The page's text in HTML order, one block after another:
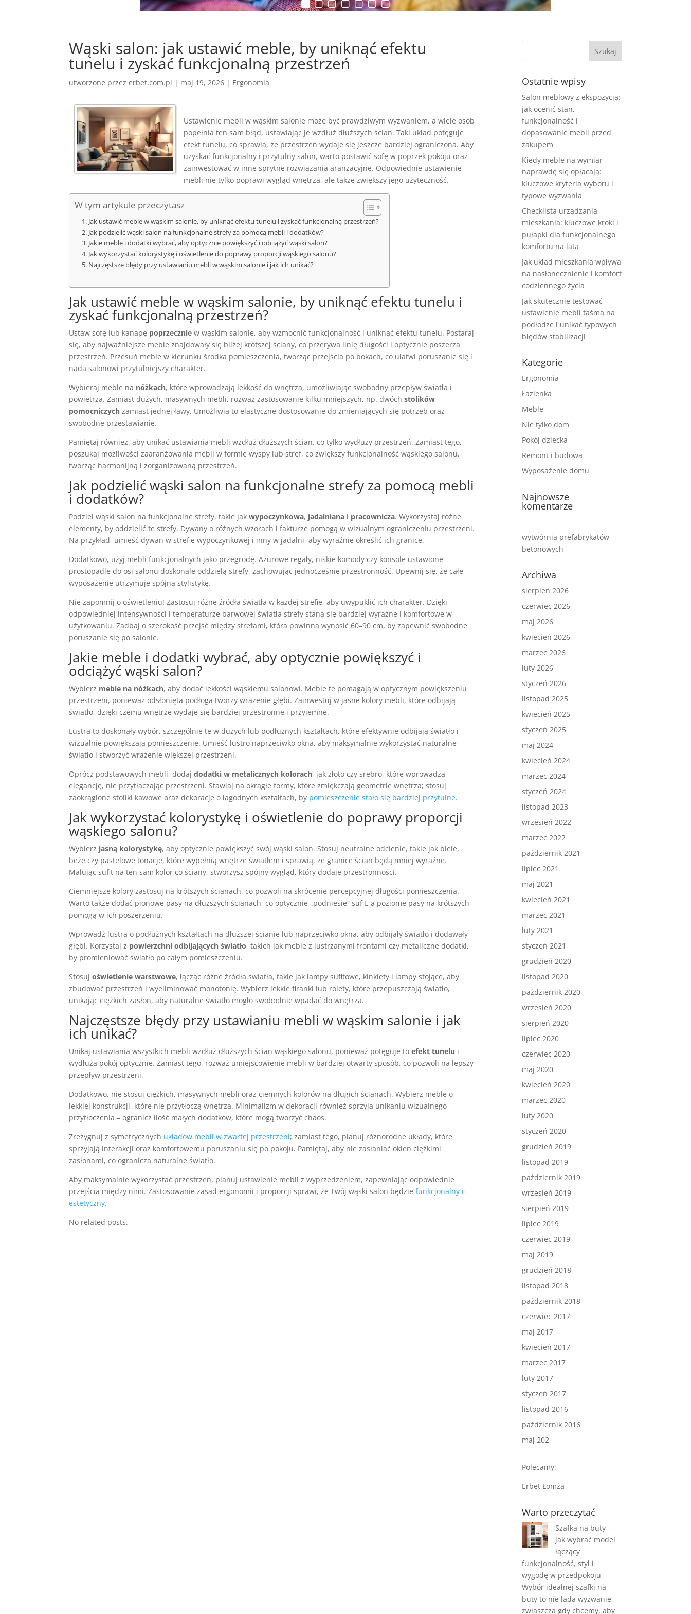
Wąski salon: jak ustawić meble, by uniknąć efektu
tunelu i zyskać funkcjonalną przestrzeń
utworzone przezerbet.com.pl | maj 19, 2026 | Ergonomia
Ustawienie mebli w wąskim salonie może być prawdziwym wyzwaniem, a wiele osób
popełnia ten sam błąd, ustawiając je wzdłuż dłuższych ścian. Taki układ potęguje
efekt tunelu, co sprawia, że przestrzeń wydaje się jeszcze bardziej ograniczona. Aby
uzyskać funkcjonalny i przytulny salon, warto postawić sofę w poprzek pokoju oraz
zainwestować w inne sprytne rozwiązania aranżacyjne. Odpowiednie ustawienie
mebli nie tylko poprawi wygląd wnętrza, ale także zwiększy jego użyteczność.
W tym artykule przeczytasz
Jak ustawić meble w wąskim salonie, by uniknąć efektu tunelu i zyskać funkcjonalną przestrzeń?
Jak podzielić wąski salon na funkcjonalne strefy za pomocą mebli i dodatków?
Jakie meble i dodatki wybrać, aby optycznie powiększyć i odciążyć wąski salon?
Jak wykorzystać kolorystykę i oświetlenie do poprawy proporcji wąskiego salonu?
Najczęstsze błędy przy ustawianiu mebli w wąskim salonie i jak ich unikać?
Jak ustawić meble w wąskim salonie, by uniknąć efektu tunelu i
zyskać funkcjonalną przestrzeń?
Ustaw sofę lub kanapę poprzecznie w wąskim salonie, aby wzmocnić funkcjonalność i uniknąć efektu tunelu. Postaraj
się, aby najważniejsze meble znajdowały się bliżej krótszej ściany, co przerywa linię długości i optycznie poszerza
przestrzeń. Przesuń meble w kierunku środka pomieszczenia, tworząc przejścia po bokach, co ułatwi poruszanie się i
nada salonowi przytulniejszy charakter.
Wybieraj meble na nóżkach, które wprowadzają lekkość do wnętrza, umożliwiając swobodny przepływ światła i
powietrza. Zamiast dużych, masywnych mebli, rozważ zastosowanie kilku mniejszych, np. dwóchstolików
pomocniczych zamiast jednej ławy. Umożliwia to elastyczne dostosowanie do zmieniających się potrzeb oraz
swobodne przestawianie.
Pamiętaj również, aby unikać ustawiania mebli wzdłuż dłuższych ścian, co tylko wydłuży przestrzeń. Zamiast tego,
poszukaj możliwości zaaranżowania mebli w formie wyspy lub stref, co zwiększy funkcjonalność wąskiego salonu,
tworząc harmonijną i zorganizowaną przestrzeń.
Jak podzielić wąski salon na funkcjonalne strefy za pomocą mebli
i dodatków?
Podziel wąski salon na funkcjonalne strefy, takie jakwypoczynkowa, jadalniana i pracownicza. Wykorzystaj różne
elementy, by oddzielić te strefy. Dywany o różnych wzorach i fakturze pomogą w wizualnym ograniczeniu przestrzeni.
Na przykład, umieść dywan w strefie wypoczynkowej i inny w jadalni, aby wyraźnie określić ich granice.
Dodatkowo, użyj mebli funkcjonalnych jako przegrodę. Ażurowe regały, niskie komody czy konsole ustawione
prostopadle do osi salonu doskonale oddzielą strefy, zachowując jednocześnie przestronność. Upewnij się, że całe
wyposażenie utrzymuje spójną stylistykę.
Nie zapomnij o oświetleniu! Zastosuj różne źródła światła w każdej strefie, aby uwypuklić ich charakter. Dzięki
odpowiedniej intensywności i temperaturze barwowej światła strefy staną się bardziej wyraźne i komfortowe w
użytkowaniu. Zadbaj o szerokość przejść między strefami, która powinna wynosić 60–90 cm, by zapewnić swobodne
poruszanie się po salonie.
Jakie meble i dodatki wybrać, aby optycznie powiększyć i
odciążyć wąski salon?
Wybierz meble na nóżkach, aby dodać lekkości wąskiemu salonowi. Meble te pomagają w optycznym powiększeniu
przestrzeni, ponieważ odsłonięta podłoga tworzy wrażenie głębi. Zainwestuj w jasne kolory mebli, które odbijają
światło, dzięki czemu wnętrze wydaje się bardziej przestronne i przyjemne.
Lustra to doskonały wybór, szczególnie te w dużych lub podłużnych kształtach, które efektywnie odbijają światło i
wizualnie powiększają pomieszczenie. Umieść lustro naprzeciwko okna, aby maksymalnie wykorzystać naturalne
światło i stworzyć wrażenie większej przestrzeni.
Oprócz podstawowych mebli, dodajdodatki w metalicznych kolorach, jak złoto czy srebro, które wprowadzą
elegancję, nie przytłaczając przestrzeni. Stawiaj na okrągłe formy, które zmiękczają geometrie wnętrza; stosuj
zaokrąglone stoliki kawowe oraz dekoracje o łagodnych kształtach, by pomieszczenie stało się bardziej przytulne.
Jak wykorzystać kolorystykę i oświetlenie do poprawy proporcji
wąskiego salonu?
Wybierz jasną kolorystykę, aby optycznie powiększyć swój wąski salon. Stosuj neutralne odcienie, takie jak biele,
beże czy pastelowe tonacje, które wypełnią wnętrze światłem i sprawią, że granice ścian będą mniej wyraźne.
Malując sufit na ten sam kolor co ściany, stworzysz spójny wygląd, który dodaje przestronności.
Ciemniejsze kolory zastosuj na krótszych ścianach, co pozwoli na skrócenie percepcyjnej długości pomieszczenia.
Warto także dodać pionowe pasy na dłuższych ścianach, co optycznie „podniesie” sufit, a poziome pasy na krótszych
pomogą w ich poszerzeniu.
Wprowadź lustra o podłużnych kształtach na dłuższej ścianie lub naprzeciwko okna, aby odbijały światło i dodawały
głębi. Korzystaj z powierzchni odbijających światło, takich jak meble z lustrzanymi frontami czy metaliczne dodatki,
by promieniować światło po całym pomieszczeniu.
Stosujoświetlenie warstwowe, łącząc różne źródła światła, takie jak lampy sufitowe, kinkiety i lampy stojące, aby
zbudować przestrzeń i wyeliminować monotonię. Wybierz lekkie firanki lub rolety, które przepuszczają światło,
unikając ciężkich zasłon, aby naturalne światło mogło swobodnie wpadać do wnętrza.
Najczęstsze błędy przy ustawianiu mebli w wąskim salonie i jak
ich unikać?
Unikaj ustawiania wszystkich mebli wzdłuż dłuższych ścian wąskiego salonu, ponieważ potęguje toefekt tunelu i
wydłuża pokój optycznie. Zamiast tego, rozważ umiejscowienie mebli w bardziej otwarty sposób, co pozwoli na lepszy
przepływ przestrzeni.
Dodatkowo, nie stosuj ciężkich, masywnych mebli oraz ciemnych kolorów na długich ścianach. Wybierz meble o
lekkiej konstrukcji, które nie przytłoczą wnętrza. Minimalizm w dekoracji również sprzyja unikaniu wizualnego
przytłoczenia – ogranicz ilość małych dodatków, które mogą tworzyć chaos.
Zrezygnuj z symetrycznych układów mebli w zwartej przestrzeni; zamiast tego, planuj różnorodne układy, które
sprzyjają interakcji oraz komfortowemu poruszaniu się po pokoju. Pamiętaj, aby nie zasłaniać okien ciężkimi
zasłonami, co ogranicza naturalne światło.
Aby maksymalnie wykorzystać przestrzeń, planuj ustawienie mebli z wyprzedzeniem, zapewniając odpowiednie
przejścia między nimi. Zastosowanie zasad ergonomii i proporcji sprawi, że Twój wąski salon będziefunkcjonalny i
estetyczny.
No related posts.
Ostatnie wpisy
Salon meblowy z ekspozycją:
jak ocenić stan,
funkcjonalność i
dopasowanie mebli przed
zakupem
Kiedy meble na wymiar
naprawdę się opłacają:
kluczowe kryteria wyboru i
typowe wyzwania
Checklista urządzania
mieszkania: kluczowe kroki i
pułapki dla funkcjonalnego
komfortu na lata
Jak układ mieszkania wpływa
na nasłonecznienie i komfort
codziennego życia
Jak skutecznie testować
ustawienie mebli taśmą na
podłodze i unikać typowych
błędów stabilizacji
Kategorie
Ergonomia
Łazienka
Meble
Nie tylko dom
Pokój dziecka
Remont i budowa
Wyposażenie domu
Najnowsze
komentarze
wytwórnia prefabrykatów
betonowych
Archiwa
sierpień 2026
czerwiec 2026
maj 2026
kwiecień 2026
marzec 2026
luty 2026
styczeń 2026
listopad 2025
kwiecień 2025
styczeń 2025
maj 2024
kwiecień 2024
marzec 2024
styczeń 2024
listopad 2023
wrzesień 2022
marzec 2022
październik 2021
lipiec 2021
maj 2021
kwiecień 2021
marzec 2021
luty 2021
styczeń 2021
grudzień 2020
listopad 2020
październik 2020
wrzesień 2020
sierpień 2020
lipiec 2020
czerwiec 2020
maj 2020
kwiecień 2020
marzec 2020
luty 2020
styczeń 2020
grudzień 2019
listopad 2019
październik 2019
wrzesień 2019
sierpień 2019
lipiec 2019
czerwiec 2019
maj 2019
grudzień 2018
listopad 2018
październik 2018
czerwiec 2017
maj 2017
kwiecień 2017
marzec 2017
luty 2017
styczeń 2017
listopad 2016
październik 2016
maj 202
Polecamy:
Erbet Łomża
Warto przeczytać
Szafka na buty —
jak wybrać model
łączący
funkcjonalność, styl i
wygodę w przedpokoju
Wybór idealnej szafki na
buty to nie lada wyzwanie,
zwłaszcza gdy chcemy, aby